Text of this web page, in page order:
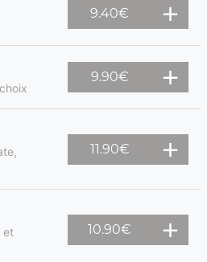
9.40€
9.90€
11.90€
et
10.90€